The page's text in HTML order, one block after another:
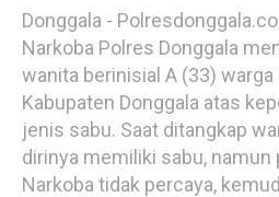
Donggala -
Narkoba Polres Donggala
wanita berinisial A (33) warga
Kabupaten Donggala atas
jenis sabu. Saat ditangkap
dirinya memiliki sabu, namun
Narkoba tidak percaya,